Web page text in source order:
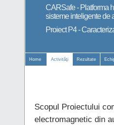
CARSafe - Platforma
sisteme inteligente de
Proiect P4 -
Home Activităţi Rezultate
Scopul Proiectului
electromagnetic din